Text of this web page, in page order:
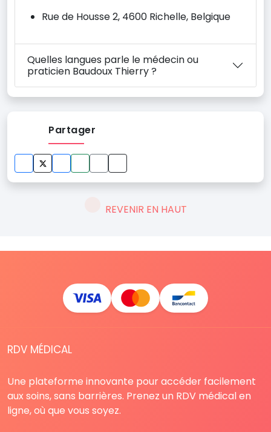
Rue de Housse 2, 4600 Richelle, Belgique
Quelles langues parle le médecin ou
praticien Baudoux Thierry ?
Partager
REVENIR EN HAUT
RDV MÉDICAL
Une plateforme innovante pour accéder facilement
aux soins, sans barrières. Prenez un RDV médical en
ligne, où que vous soyez.